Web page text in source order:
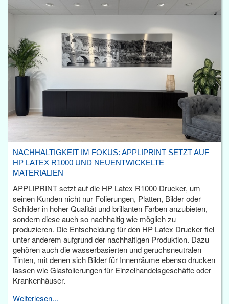
NACHHALTIGKEIT IM FOKUS: APPLIPRINT SETZT AUF
HP LATEX R1000 UND NEUENTWICKELTE
MATERIALIEN
APPLIPRINT setzt auf die HP Latex R1000 Drucker, um
seinen Kunden nicht nur Folierungen, Platten, Bilder oder
Schilder in hoher Qualität und brillanten Farben anzubieten,
sondern diese auch so nachhaltig wie möglich zu
produzieren. Die Entscheidung für den HP Latex Drucker fiel
unter anderem aufgrund der nachhaltigen Produktion. Dazu
gehören auch die wasserbasierten und geruchsneutralen
Tinten, mit denen sich Bilder für Innenräume ebenso drucken
lassen wie Glasfolierungen für Einzelhandelsgeschäfte oder
Krankenhäuser.
Weiterlesen...